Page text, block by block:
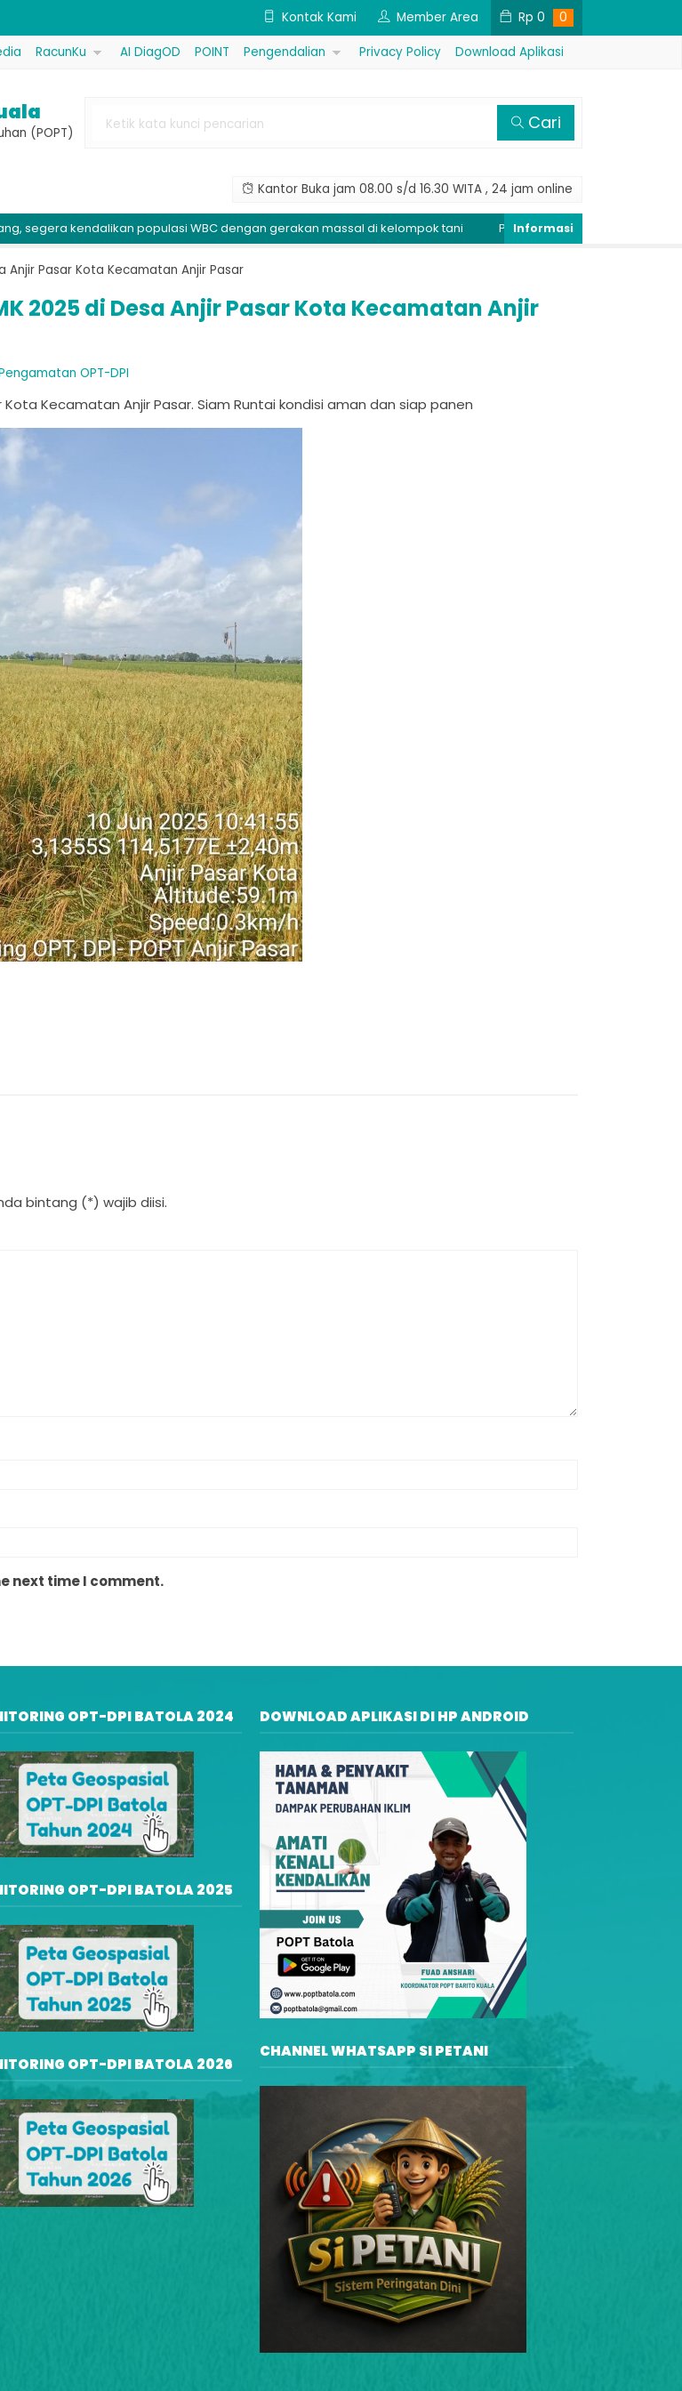
Kemasan ....
Kontak Kami Member Area Rp 0 0
RacunKu AI DiagOD POINT Pengendalian Privacy Policy Download Aplikasi
(POPT) Cari
Kantor Buka jam 08.00 s/d 16.30 WITA , 24 jam online
populasi WBC dengan gerakan massal di kelompok tani Peringatan Dini Penyakit Tungro,
Anjir Pasar Kota Kecamatan Anjir Pasar
2025 di Desa Anjir Pasar Kota Kecamatan Anjir
OPT-DPI
Kota Kecamatan Anjir Pasar. Siam Runtai kondisi aman dan siap panen
bintang (*) wajib diisi.
next time I comment.
OPT-DPI BATOLA 2024
OPT-DPI BATOLA 2025
OPT-DPI BATOLA 2026
DOWNLOAD APLIKASI DI HP ANDROID
CHANNEL WHATSAPP SI PETANI